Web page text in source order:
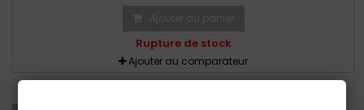
Rupture de stock
Ajouter au comparateur